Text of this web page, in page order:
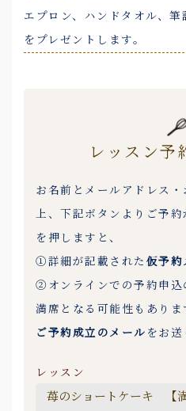
エプロン、ハンドタオル、
をプレゼントします。
レッスン予
お名前とメールアドレス
上、下記ボタンよりご予
を押しますと、
①詳細が記載された 仮予約
②オンラインでの予約申込
満席となる可能性もあり
ご予約成立のメール をお送
レッスン